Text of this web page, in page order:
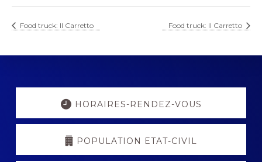
Food truck: Il Carretto Food truck: Il Carretto
Explore
HORAIRES-RENDEZ-VOUS
POPULATION ETAT-CIVIL